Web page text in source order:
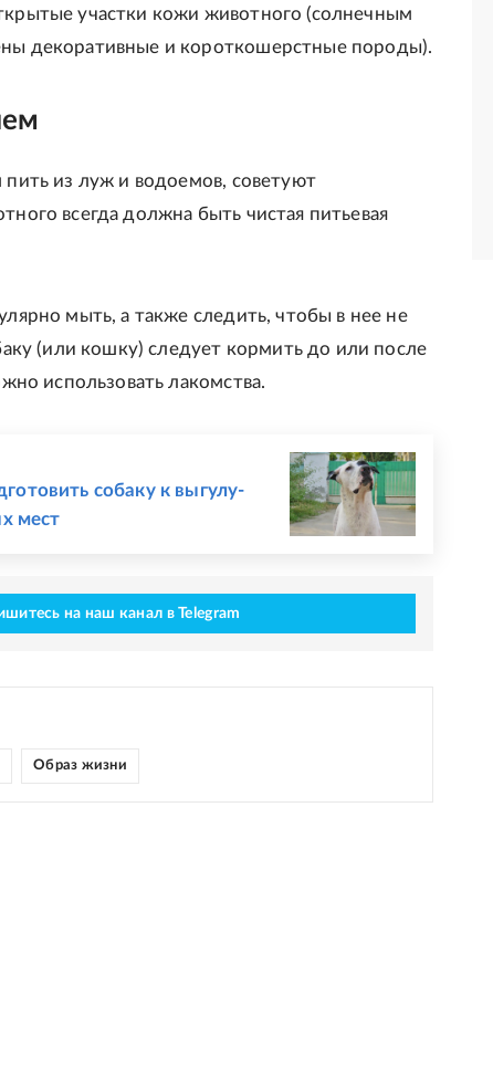
участки кожи животного (солнечным
декоративные и короткошерстные породы).
из луж и водоемов, советуют
всегда должна быть чистая питьевая
мыть, а также следить, чтобы в нее не
(или кошку) следует кормить до или после
использовать лакомства.
собаку к выгулу-
мест
на наш канал в Telegram
Образ жизни